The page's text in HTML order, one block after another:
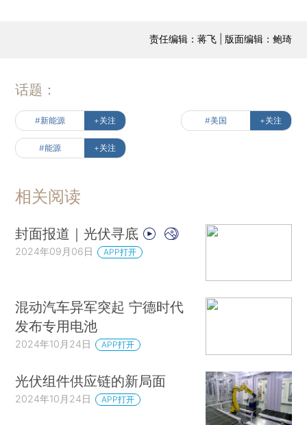
责任编辑：蒋飞 | 版面编辑：鲍琦
话题：
#新能源 +关注 #美国 +关注
#能源 +关注
相关阅读
封面报道｜光伏寻底
2024年09月06日 APP打开
混动汽车异军突起 宁德时代
发布专用电池
2024年10月24日 APP打开
光伏组件供应链的新局面
2024年10月24日 APP打开